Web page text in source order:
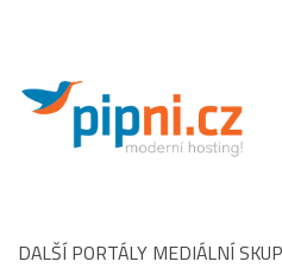
DALŠÍ PORTÁLY MEDIÁLNÍ